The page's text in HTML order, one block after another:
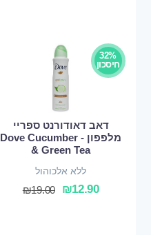
32%
חיסכון
דאב דאודורנט ספריי
מלפפון - Dove Cucumber
& Green Tea
ללא אלכוהול
₪12.90
₪19.00